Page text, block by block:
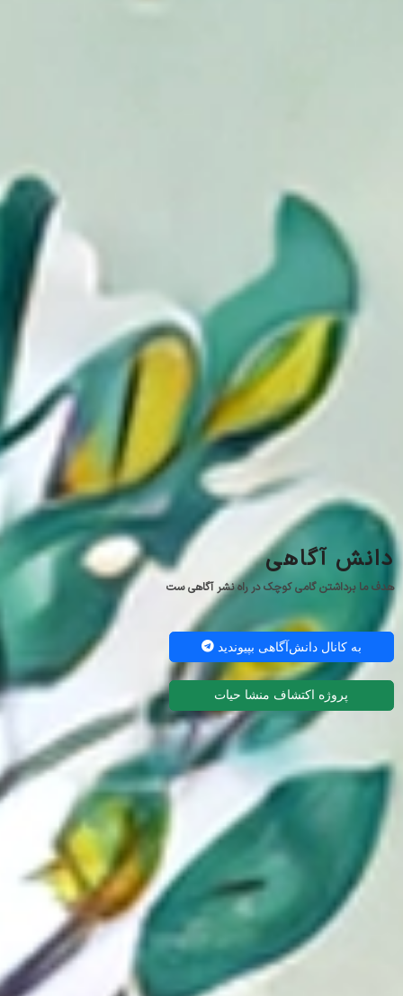
دانش آگاهی
هدف ما برداشتن گامی کوچک در راه نشر آگاهی ست
به کانال دانش‌آگاهی بپیوندید
پروژه اکتشاف منشا حیات